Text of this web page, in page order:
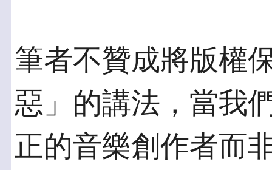
筆者不贊成將版權
惡」的講法，當我
正的音樂創作者而